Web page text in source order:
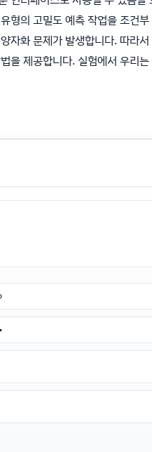
형의 고밀도 예측 작업을 조건
자화 문제가 발생합니다. 따라
을 제공합니다. 실험에서 우리